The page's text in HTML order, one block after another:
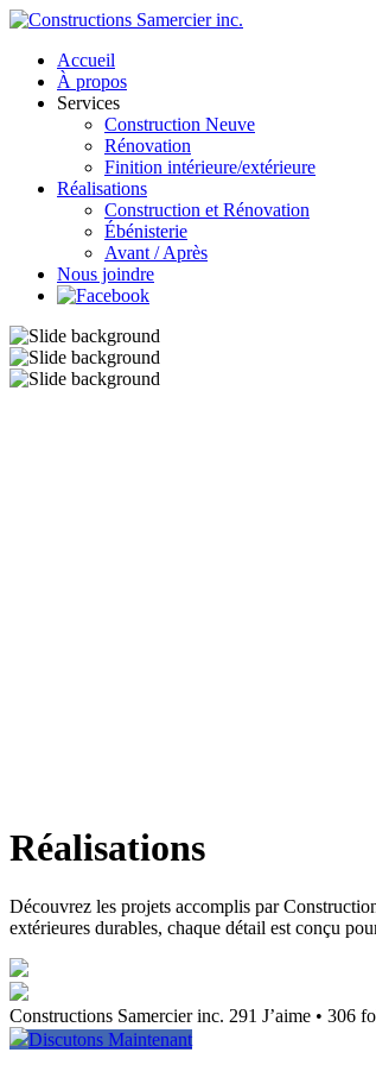
Accueil
À propos
Services
Construction Neuve
Rénovation
Finition intérieure/extérieure
Réalisations
Construction et Rénovation
Ébénisterie
Avant / Après
Nous joindre
Réalisations
Découvrez les projets accomplis par
extérieures durables, chaque détail est conçu
Constructions Samercier inc. 291 J’aime • 306
Discutons Maintenant